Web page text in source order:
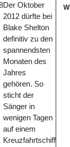
Der Oktober
2012 dürfte bei
Blake Shelton
definitiv zu den
spannendsten
Monaten des
Jahres
gehören. So
sticht der
Sänger in
wenigen Tagen
auf einem
Kreuzfahrtschiff